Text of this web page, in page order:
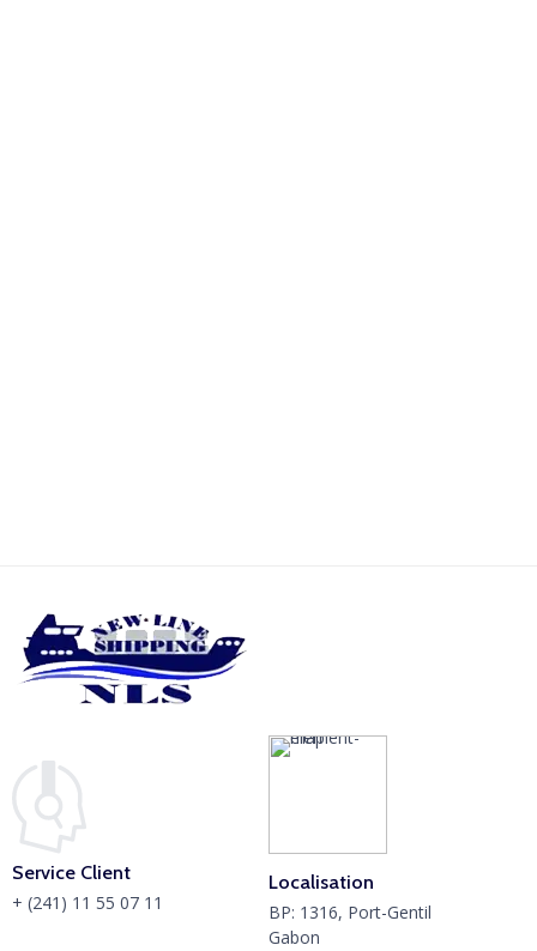
Service Client
+ (241) 11 55 07 11
Localisation
BP: 1316, Port-Gentil
Gabon